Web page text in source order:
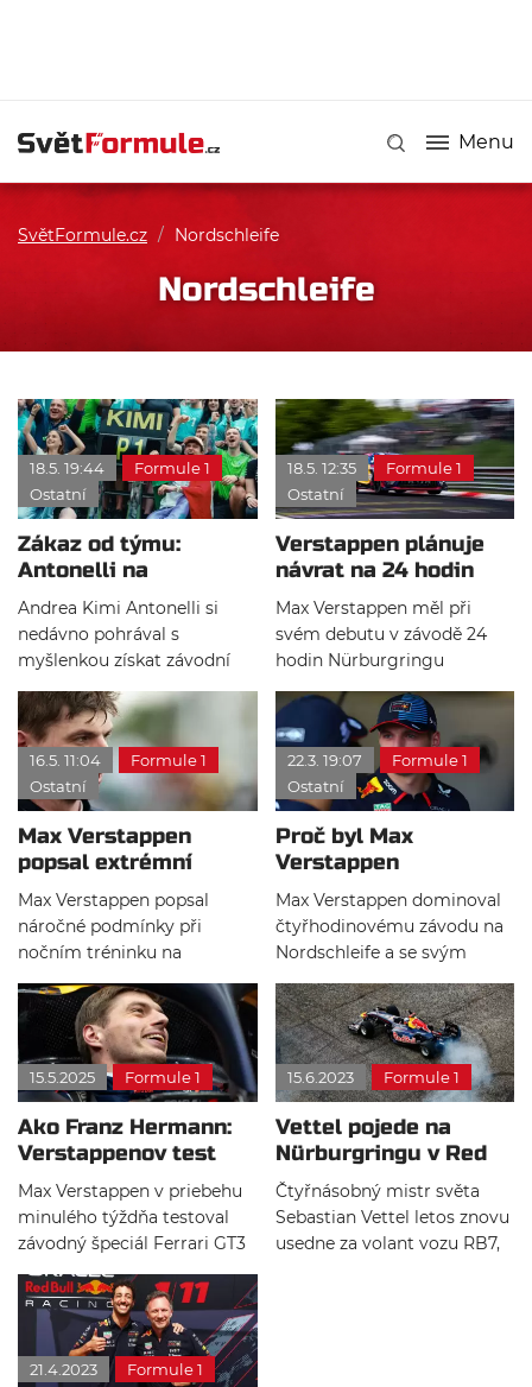
Menu
SvětFormule.cz / Nordschleife
Nordschleife
18.5. 19:44
Formule 1
Ostatní
Zákaz od týmu:
Antonelli na
Nürburgringu
nepojede
Andrea Kimi Antonelli si
nedávno pohrával s
myšlenkou získat závodní
licenci pro závody na
Nordschleife. Zástupci týmu
Mercedes ale veškeré
spekulace o jeho startu na
Nürburgringu rychle
ukončili. Devatenáctiletý lídr
šampionátu formule 1 se
musí plně soustředit na zisk
svého prvního mistrovského
titulu.
18.5. 12:35
Formule 1
Ostatní
Verstappen plánuje
návrat na 24 hodin
Nürburgringu
Max Verstappen měl při
svém debutu v závodě 24
hodin Nürburgringu
vítězství na dosah, pouhé
čtyři hodiny před koncem
ale jeho posádku zradila
technika. Nizozemský pilot
však neskrývá nadšení z
formátu vytrvalostních
závodů a slibuje, že se na
okruh vrátí.
16.5. 11:04
Formule 1
Ostatní
Max Verstappen
popsal extrémní
podmínky na
Nürburgringu
Max Verstappen popsal
náročné podmínky při
nočním tréninku na
špatná viditelnost podle něj
výrazně ztížily přípravu na
slavný 24hodinový závod na
Nordschleife.
22.3. 19:07
Formule 1
Ostatní
Proč byl Max
Verstappen
diskvalifikován na
Nordschleife?
Max Verstappen dominoval
čtyřhodinovému závodu na
Nordschleife a se svým
To mu ale bylo dodatečně
odebráno kvůli porušení
pravidel o maximálním
počtu sad pneumatik.
15.5.2025 Formule 1
Ako Franz Hermann:
Verstappenov test
kritizuje Schumacher
Max Verstappen v priebehu
minulého týždňa testoval
závodný špeciál Ferrari GT3
na Nürburgringu. Test sa
podľa dostupných
informácii uskutočnil tajne a
niektoré zdroje dodávajú, že
Holanďan použil pri teste
15.6.2023 Formule 1
Vettel pojede na
Nürburgringu v Red
Bullu z roku 2011
Čtyřnásobný mistr světa
Sebastian Vettel letos znovu
usedne za volant vozu RB7,
21.4.2023 Formule 1